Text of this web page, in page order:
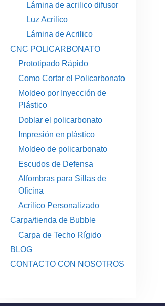
Lámina de acrilico difusor
Luz Acrilico
Lámina de Acrilico
CNC POLICARBONATO
Prototipado Rápido
Como Cortar el Policarbonato
Moldeo por Inyección de
Plástico
Doblar el policarbonato
Impresión en plástico
Moldeo de policarbonato
Escudos de Defensa
Alfombras para Sillas de
Oficina
Acrilico Personalizado
Carpa/tienda de Bubble
Carpa de Techo Rígido
BLOG
CONTACTO CON NOSOTROS